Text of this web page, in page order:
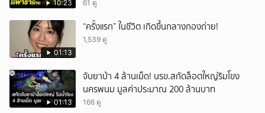
10:23 61 ดู
01:13
“ครั้งแรก” ในชีวิต เกิดขึ้นกลางกองถ่าย!
1,539 ดู
01:13
จับยาบ้า 4 ล้านเม็ด! นรข.สกัดล็อตใหญ่ริมโขง
นครพนม มูลค่าประมาณ 200 ล้านบาท
166 ดู